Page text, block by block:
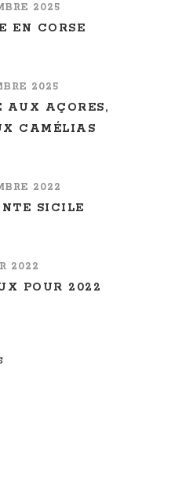
2025
EN CORSE
2025
AUX AÇORES,
CAMÉLIAS
2022
SICILE
2022
POUR 2022